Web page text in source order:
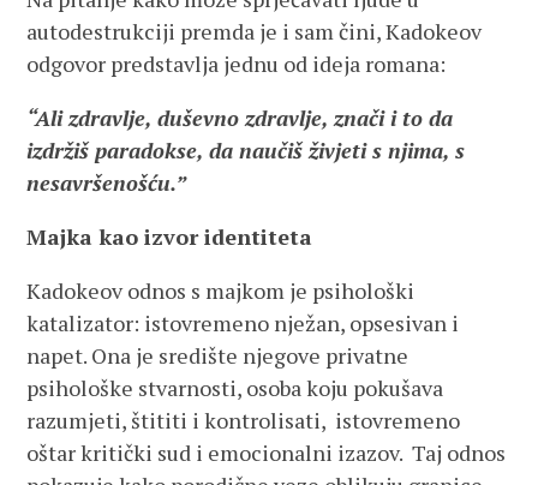
autodestrukciji premda je i sam čini, Kadokeov
odgovor predstavlja jednu od ideja romana:
“Ali zdravlje, duševno zdravlje, znači i to da
izdržiš paradokse, da naučiš živjeti s njima, s
nesavršenošću.”
Majka kao izvor identiteta
Kadokeov odnos s majkom je psihološki
katalizator: istovremeno nježan, opsesivan i
napet. Ona je središte njegove privatne
psihološke stvarnosti, osoba koju pokušava
razumjeti, štititi i kontrolisati, istovremeno
oštar kritički sud i emocionalni izazov. Taj odnos